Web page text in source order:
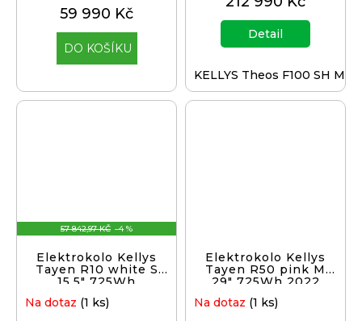
59 990 Kč
DO KOŠÍKU
Detail
KELLYS Theos F100 SH M
57 842,97 KČ –4 %
Elektrokolo Kellys
Tayen R10 white S
15,5" 725Wh
Na dotaz (1 ks)
Elektrokolo Kellys
Tayen R50 pink M
29" 725Wh 2022
Na dotaz (1 ks)